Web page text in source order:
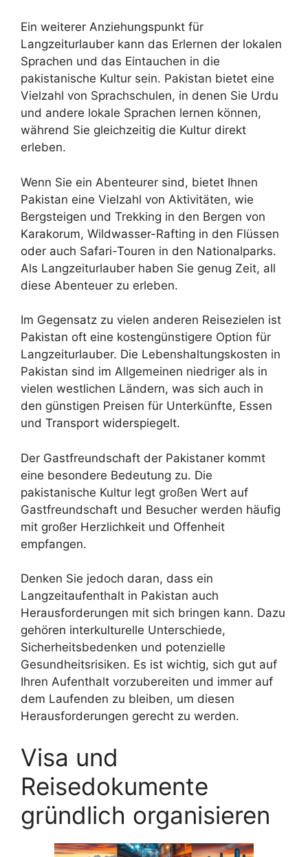
Ein weiterer Anziehungspunkt für
Langzeiturlauber kann das Erlernen der lokalen
Sprachen und das Eintauchen in die
pakistanische Kultur sein. Pakistan bietet eine
Vielzahl von Sprachschulen, in denen Sie Urdu
und andere lokale Sprachen lernen können,
während Sie gleichzeitig die Kultur direkt
erleben.
Wenn Sie ein Abenteurer sind, bietet Ihnen
Pakistan eine Vielzahl von Aktivitäten, wie
Bergsteigen und Trekking in den Bergen von
Karakorum, Wildwasser-Rafting in den Flüssen
oder auch Safari-Touren in den Nationalparks.
Als Langzeiturlauber haben Sie genug Zeit, all
diese Abenteuer zu erleben.
Im Gegensatz zu vielen anderen Reisezielen ist
Pakistan oft eine kostengünstigere Option für
Langzeiturlauber. Die Lebenshaltungskosten in
Pakistan sind im Allgemeinen niedriger als in
vielen westlichen Ländern, was sich auch in
den günstigen Preisen für Unterkünfte, Essen
und Transport widerspiegelt.
Der Gastfreundschaft der Pakistaner kommt
eine besondere Bedeutung zu. Die
pakistanische Kultur legt großen Wert auf
Gastfreundschaft und Besucher werden häufig
mit großer Herzlichkeit und Offenheit
empfangen.
Denken Sie jedoch daran, dass ein
Langzeitaufenthalt in Pakistan auch
Herausforderungen mit sich bringen kann. Dazu
gehören interkulturelle Unterschiede,
Sicherheitsbedenken und potenzielle
Gesundheitsrisiken. Es ist wichtig, sich gut auf
Ihren Aufenthalt vorzubereiten und immer auf
dem Laufenden zu bleiben, um diesen
Herausforderungen gerecht zu werden.
Visa und
Reisedokumente
gründlich organisieren